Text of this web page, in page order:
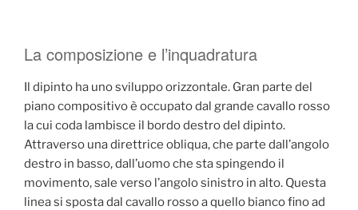
La composizione e l’inquadratura
Il dipinto ha uno sviluppo orizzontale. Gran parte del
piano compositivo è occupato dal grande cavallo rosso
la cui coda lambisce il bordo destro del dipinto.
Attraverso una direttrice obliqua, che parte dall’angolo
destro in basso, dall’uomo che sta spingendo il
movimento, sale verso l’angolo sinistro in alto. Questa
linea si sposta dal cavallo rosso a quello bianco fino ad